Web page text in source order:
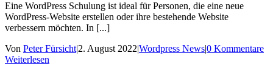
Eine WordPress Schulung ist ideal für Personen, die eine neue
WordPress-Website erstellen oder ihre bestehende Website
verbessern möchten. In [...]
Von Peter Fürsicht|2. August 2022|Wordpress News|0 Kommentare
Weiterlesen